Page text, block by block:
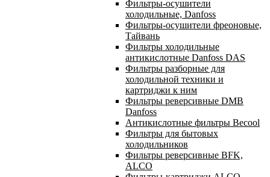
Фильтры-осушители
холодильные, Danfoss
Фильтры-осушители фреоновые,
Тайвань
Фильтры холодильные
антикислотные Danfoss DAS
Фильтры разборные для
холодильной техники и
картриджи к ним
Фильтры реверсивные DMB
Danfoss
Антикислотные фильтры Becool
Фильтры для бытовых
холодильников
Фильтры реверсивные BFK,
ALCO